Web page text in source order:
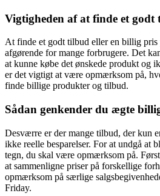
Vigtigheden af at finde et
At finde et godt tilbud eller en billig
afgørende for mange forbrugere. Det
at kunne købe det ønskede produkt og
er det vigtigt at være opmærksom på,
finde billige produkter og tilbud.
Sådan genkender du ægte
Desværre er der mange tilbud, der kun
ikke reelle besparelser. For at undgå at
tegn, du skal være opmærksom på.
at sammenligne priser på forskellige
opmærksom på særlige
Friday.